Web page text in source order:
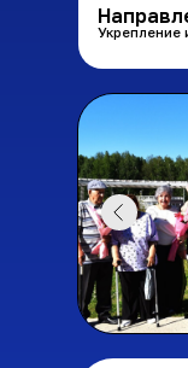
Укрепление